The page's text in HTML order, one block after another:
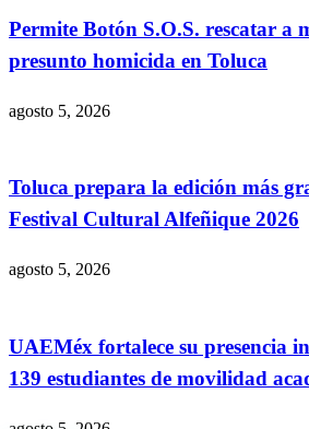
Permite Botón S.O.S. rescatar a
presunto homicida en Toluca
agosto 5, 2026
Toluca prepara la edición más
Festival Cultural Alfeñique 2026
agosto 5, 2026
UAEMéx fortalece su presencia
139 estudiantes de movilidad